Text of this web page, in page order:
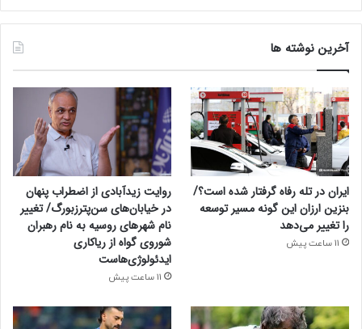
آخرین نوشته ها
ایران در تله رفاه گرفتار شده است؟/
بنزین ارزان این گونه مسیر توسعه
را تغییر می‌دهد
11 ساعت پیش
روایت زیدآبادی از اضطراب پنهان
در خیابان‌های سن‌پترزبورگ/ تغییر
نام شهرهای روسیه به نام رهبران
شوروی گواه از ریاکاری
ایدئولوژی‌هاست
11 ساعت پیش